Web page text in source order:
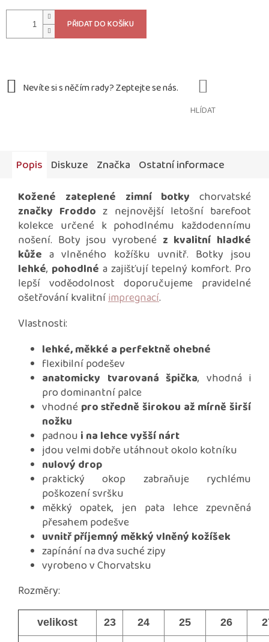
PŘIDAT DO KOŠÍKU
HLÍDAT
Popis Diskuze Značka Ostatní informace
Kožené zateplené zimní botky chorvatské
značky Froddo z nejnovější letošní barefoot
kolekce určené k pohodlnému každodennímu
nošení. Boty jsou vyrobené z kvalitní hladké
kůže a vlněného kožíšku uvnitř. Botky jsou
lehké, pohodlné a zajišťují tepelný komfort. Pro
lepší voděodolnost doporučujeme pravidelné
ošetřování kvalitníimpregnací.
Vlastnosti:
lehké, měkké a perfektně ohebné
flexibilní podešev
anatomicky tvarovaná špička, vhodná i
pro dominantní palce
vhodné pro středně širokou až mírně širší
nožku
padnou i na lehce vyšší nárt
jdou velmi dobře utáhnout okolo kotníku
nulový drop
praktický okop zabraňuje rychlému
poškození svršku
měkký opatek, jen pata lehce zpevněná
přesahem podešve
uvnitř příjemný měkký vlněný kožíšek
zapínání na dva suché zipy
vyrobeno v Chorvatsku
Rozměry:
velikost 23 24 25 26